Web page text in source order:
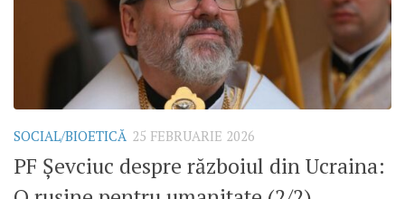
SOCIAL/BIOETICĂ 25 FEBRUARIE 2026
PF Șevciuc despre războiul din Ucraina: